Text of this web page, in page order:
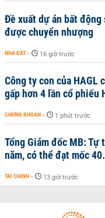
Đề xuất dự án bất động
được chuyển nhượng
NHÀ ĐẤT - 16 giờ trước
Công ty con của HAGL
gấp hơn 4 lần cổ phiếu
CHỨNG KHOÁN - 1 phút trước
Tổng Giám đốc MB:
năm, có thể đạt mốc
TÀI CHÍNH - 13 giờ trước